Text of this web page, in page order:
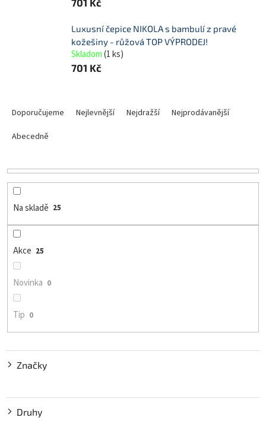
Luxusní čepice NIKOLA s bambulí z pravé
kožešiny - růžová TOP VÝPRODEJ!
Skladom(1 ks)
701 Kč
p
u
Doporučujeme Nejlevnější Nejdražší
Nejprodávanější
Abecedně
Na skladě 25
Akce 25
Novinka 0
Tip 0
Značky
Druhy